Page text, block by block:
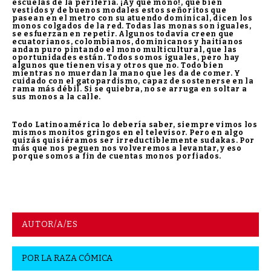
escuelas de la periferia. ¡Ay qué mono!, que bien
vestidos y de buenos modales estos señoritos que
pasean en el metro con su atuendo dominical, dicen los
monos colgados de la red. Todas las monas son iguales,
se esfuerzan en repetir. Algunos todavía creen que
ecuatorianos, colombianos, dominicanos y haitianos
andan puro pintando el mono multicultural, que las
oportunidades están. Todos somos iguales, pero hay
algunos que tienen visa y otros que no. Todo bien
mientras no muerdan la mano que les da de comer. Y
cuidado con el gatopardismo, capaz de sostenerse en la
rama más débil. Si se quiebra, no se arruga en soltar a
sus monos a la calle.
Todo Latinoamérica lo debería saber, siempre vimos los
mismos monitos gringos en el televisor. Pero en algo
quizás quisiéramos ser irreductiblemente sudakas. Por
más que nos peguen nos volveremos a levantar, y eso
porque somos a fin de cuentas monos porfiados.
AUTOR/A/ES
PORLA RAZA CÓMICA